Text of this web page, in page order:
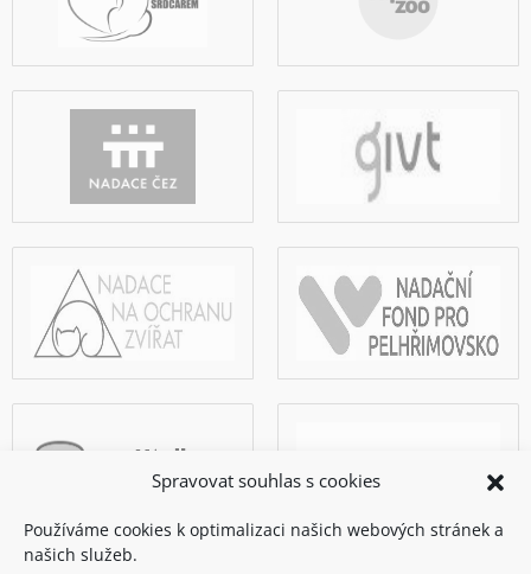
Spravovat souhlas s cookies
Používáme cookies k optimalizaci našich webových stránek a
našich služeb.